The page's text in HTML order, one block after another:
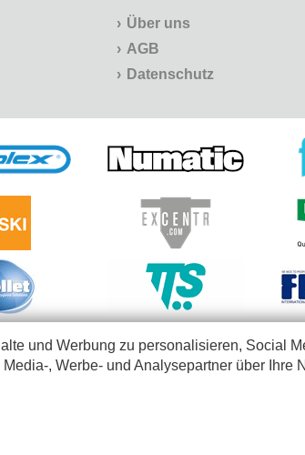
und Werbung zu personalisieren, Social
, Werbe- und Analysepartner über Ihre
Über uns
AGB
Datenschutz